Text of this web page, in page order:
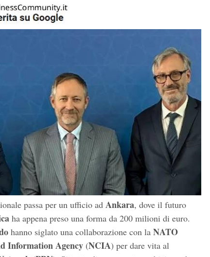
passa per un ufficio ad Ankara, dove il futuro
ha appena preso una forma da 200 milioni di euro.
hanno siglato una collaborazione con la NATO
Information Agency (NCIA) per dare vita al